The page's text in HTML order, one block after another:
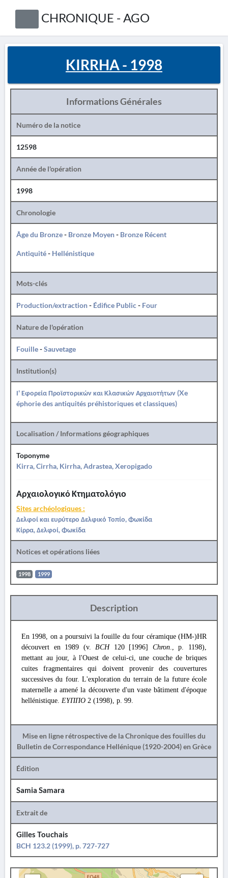
CHRONIQUE - AGO
KIRRHA - 1998
Informations Générales
Numéro de la notice
12598
Année de l'opération
1998
Chronologie
Âge du Bronze- Bronze Moyen- Bronze Récent
Antiquité- Hellénistique
Mots-clés
Production/extraction- Édifice Public- Four
Nature de l'opération
Fouille-Sauvetage
Institution(s)
Ι' Εφορεία Προϊστορικών και Κλασικών Αρχαιοτήτων (Xe
éphorie des antiquités préhistoriques et classiques)
Localisation / Informations géographiques
Toponyme
Kirra, Cirrha, Kirrha, Adrastea, Xeropigado
Αρχαιολογικό Κτηματολόγιο
Sites archéologiques :
Δελφοί και ευρύτερο Δελφικό Τοπίο, Φωκίδα
Κίρρα, Δελφοί, Φωκίδα
Notices et opérations liées
1998 1999
Description
En 1998, on a poursuivi la fouille du four céramique (HM-)HR
découvert en 1989 (v. BCH120 [1996] Chron., p. 1198),
mettant au jour, à l'Ouest de celui-ci, une couche de briques
cuites fragmentaires qui doivent provenir des couvertures
successives du four. L'exploration du terrain de la future école
maternelle a amené la découverte d'un vaste bâtiment d'époque
hellénistique. ΕΥΠΠΟ 2 (1998), p. 99.
Mise en ligne rétrospective de la Chronique des fouilles du
Bulletin de Correspondance Hellénique (1920-2004) en Grèce
Édition
Samia Samara
Extrait de
Gilles Touchais
BCH 123.2 (1999), p. 727-727